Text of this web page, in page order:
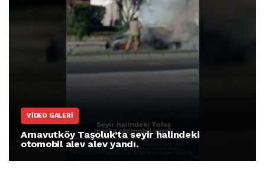
VIDEO GALERI
Arnavutköy Taşoluk’ta seyir halindeki
otomobil alev alev yandı.